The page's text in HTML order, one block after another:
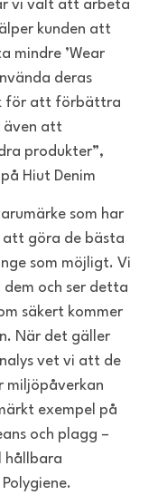
vi valt att arbeta
kunden att
mindre ’Wear
deras
för att förbättra
även att
produkter”,
Hiut Denim
som har
att göra de bästa
som möjligt. Vi
och ser detta
säkert kommer
När det gäller
vet vi att de
miljöpåverkan
exempel på
och plagg –
hållbara